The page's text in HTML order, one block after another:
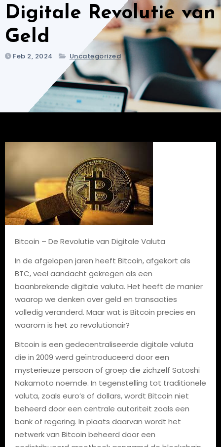
Digitale Revolutie van
Geld
Feb 2, 2024 Uncategorized
Bitcoin – De Revolutie van Digitale Valuta
In de afgelopen jaren heeft Bitcoin, afgekort als
BTC, veel aandacht gekregen als een
baanbrekende digitale valuta. Het heeft de manier
waarop we denken over geld en transacties
volledig veranderd. Maar wat is Bitcoin precies en
waarom is het zo revolutionair?
Bitcoin is een gedecentraliseerde digitale valuta
die in 2009 werd geïntroduceerd door een
mysterieuze persoon of groep die zichzelf Satoshi
Nakamoto noemde. In tegenstelling tot traditionele
valuta, zoals euro’s of dollars, wordt Bitcoin niet
beheerd door een centrale autoriteit zoals een
bank of regering. In plaats daarvan wordt het
netwerk van Bitcoin beheerd door een